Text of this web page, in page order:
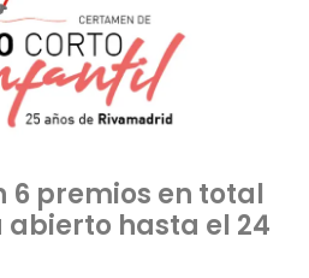
6 premios en total
abierto hasta el 24